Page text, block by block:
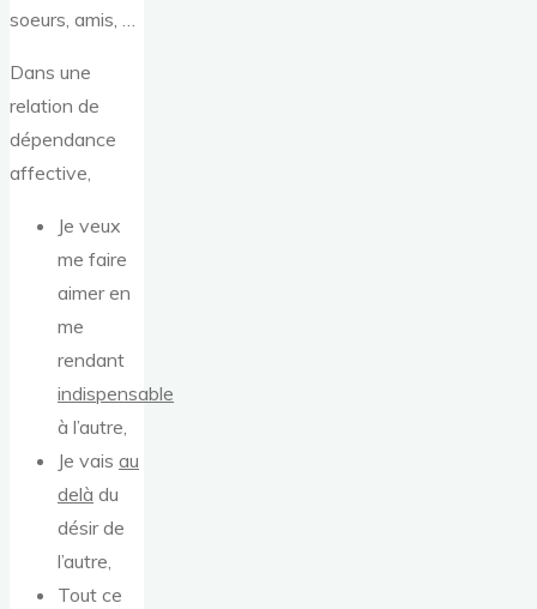
soeurs, amis, …
Dans une
relation de
dépendance
affective,
Je veux
me faire
aimer en
me
rendant
indispensable
à l’autre,
Je vais au
delà du
désir de
l’autre,
Tout ce